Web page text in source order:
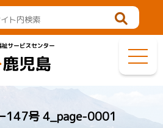
147号 4_page-0001